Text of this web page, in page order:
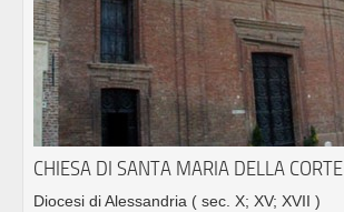
CHIESA DI SANTA MARIA DELLA CORTE
Diocesi di Alessandria ( sec. X; XV; XVII )